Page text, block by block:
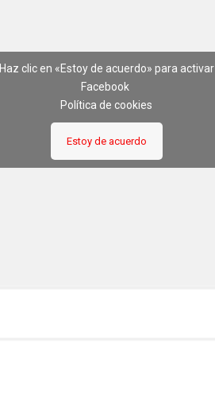
Haz clic en «Estoy de acuerdo» para activar
Facebook
Política de cookies
Estoy de acuerdo